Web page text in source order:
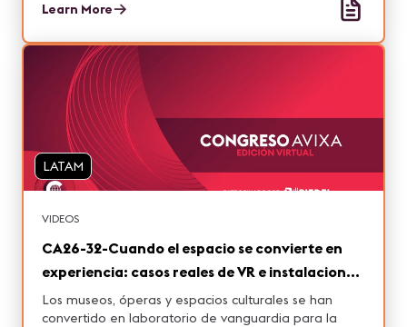
Learn More
LATAM
VIDEOS
CA26-32-Cuando el espacio se convierte en
experiencia: casos reales de VR e instalaciones
inmersivas en museos y cultura (Cluster)
Los museos, óperas y espacios culturales se han
convertido en laboratorio de vanguardia para la